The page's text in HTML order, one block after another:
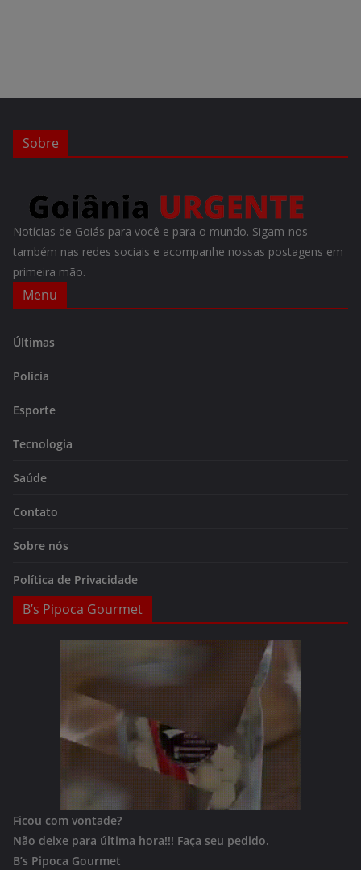
Sobre
Notícias de Goiás para você e para o mundo. Sigam-nos
também nas redes sociais e acompanhe nossas postagens em
primeira mão.
Menu
Últimas
Polícia
Esporte
Tecnologia
Saúde
Contato
Sobre nós
Política de Privacidade
B’s Pipoca Gourmet
Ficou com vontade?
Não deixe para última hora!!! Faça seu pedido.
B’s Pipoca Gourmet